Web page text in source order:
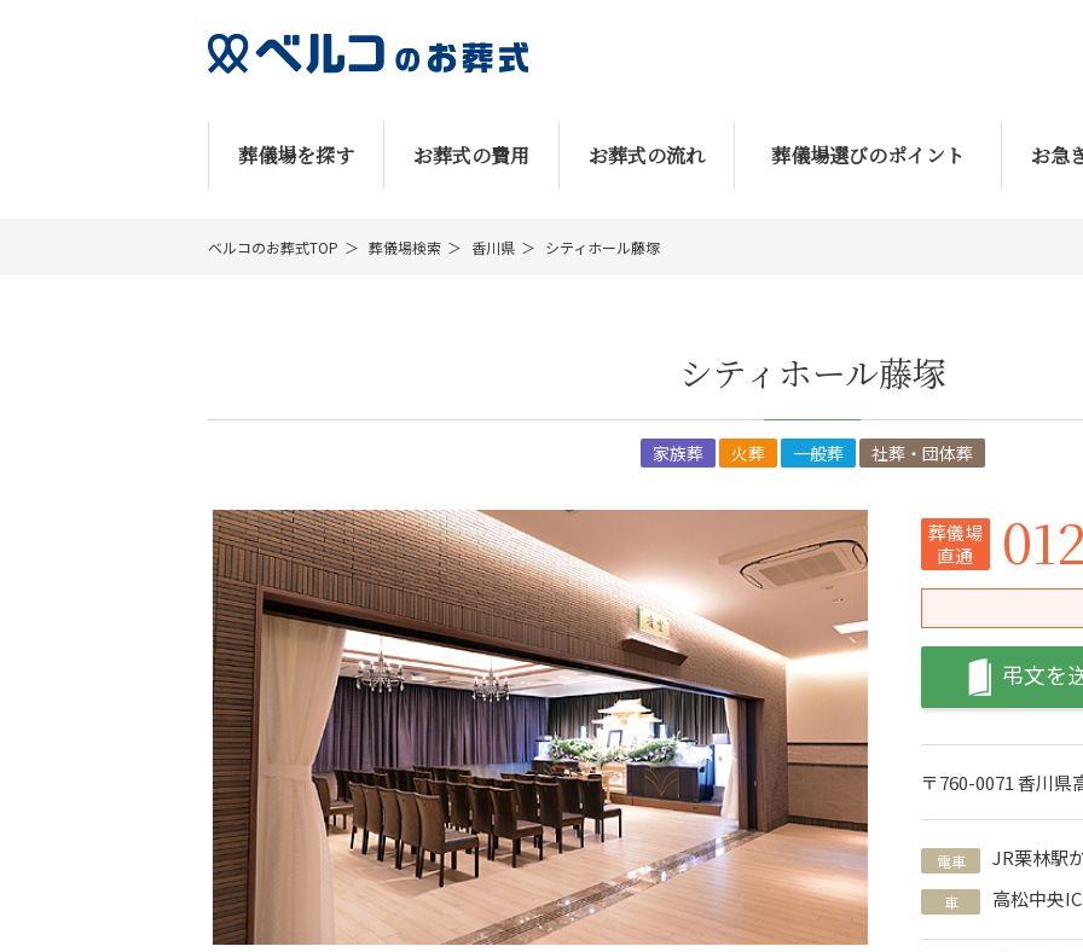
葬儀場を探す お葬式の費用 お葬式の流れ 葬儀場選びのポイント お急
ベルコのお葬式TOP 葬儀場検索 香川県 シティホール藤塚
シティホール藤塚
家族葬 火葬 一般葬 社葬・団体葬
葬儀場
直通
弔文を
〒760-0071 香川県
電車 JR栗林駅
車 高松中央